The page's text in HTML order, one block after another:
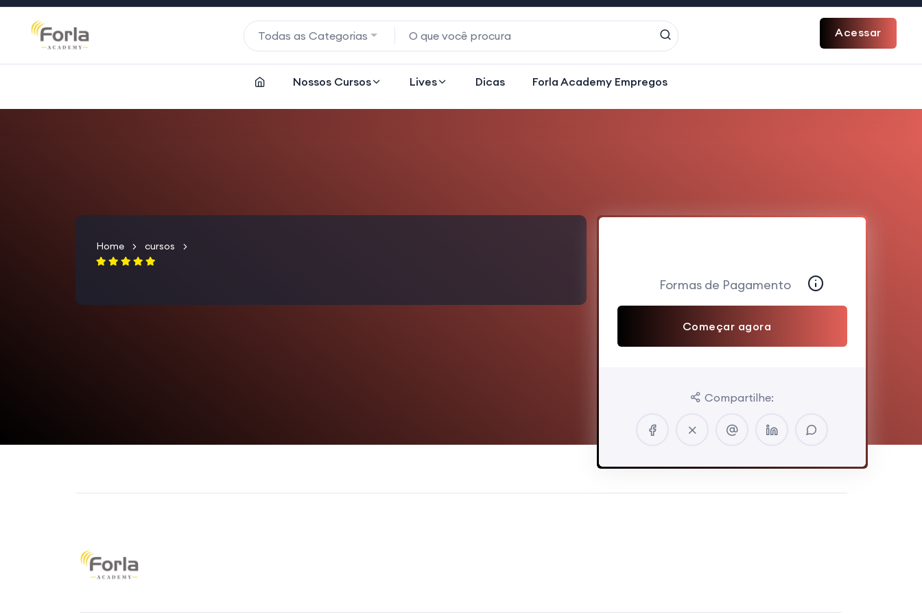
Todas as Categorias Acessar
Nossos Cursos Lives Dicas Forla Academy Empregos
Home cursos
Formas de Pagamento
Começar agora
Compartilhe: